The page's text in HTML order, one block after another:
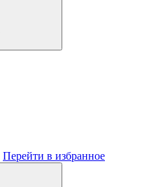
Перейти в избранное